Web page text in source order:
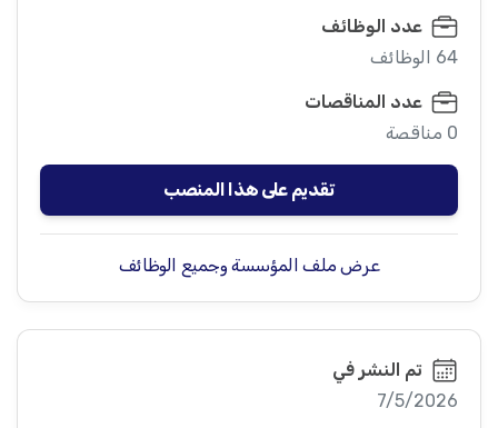
عدد الوظائف
64 الوظائف
عدد المناقصات
0 مناقصة
تقديم على هذا المنصب
عرض ملف المؤسسة وجميع الوظائف
تم النشر في
7/5/2026